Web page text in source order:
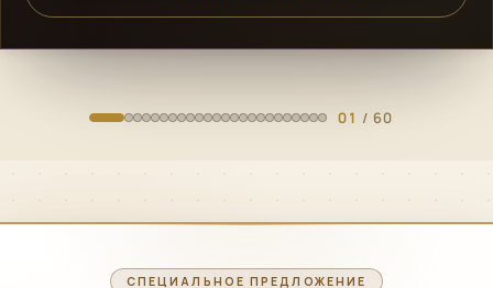
01 / 60
СПЕЦИАЛЬНОЕ ПРЕДЛОЖЕНИЕ